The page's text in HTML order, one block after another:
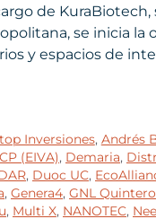
de
se inicia
y espacios de
Inversiones, Andrés
(EIVA), Demaria,
, Duoc UC,
, Genera4, GNL Quintero
, Multi X, NANOTEC,